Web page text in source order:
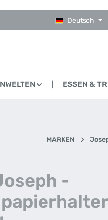
Deutsch
ESSEN &
MARKEN
-